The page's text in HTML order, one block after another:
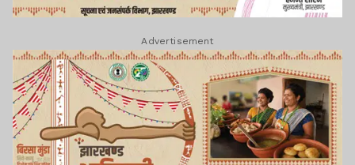
Advertisement